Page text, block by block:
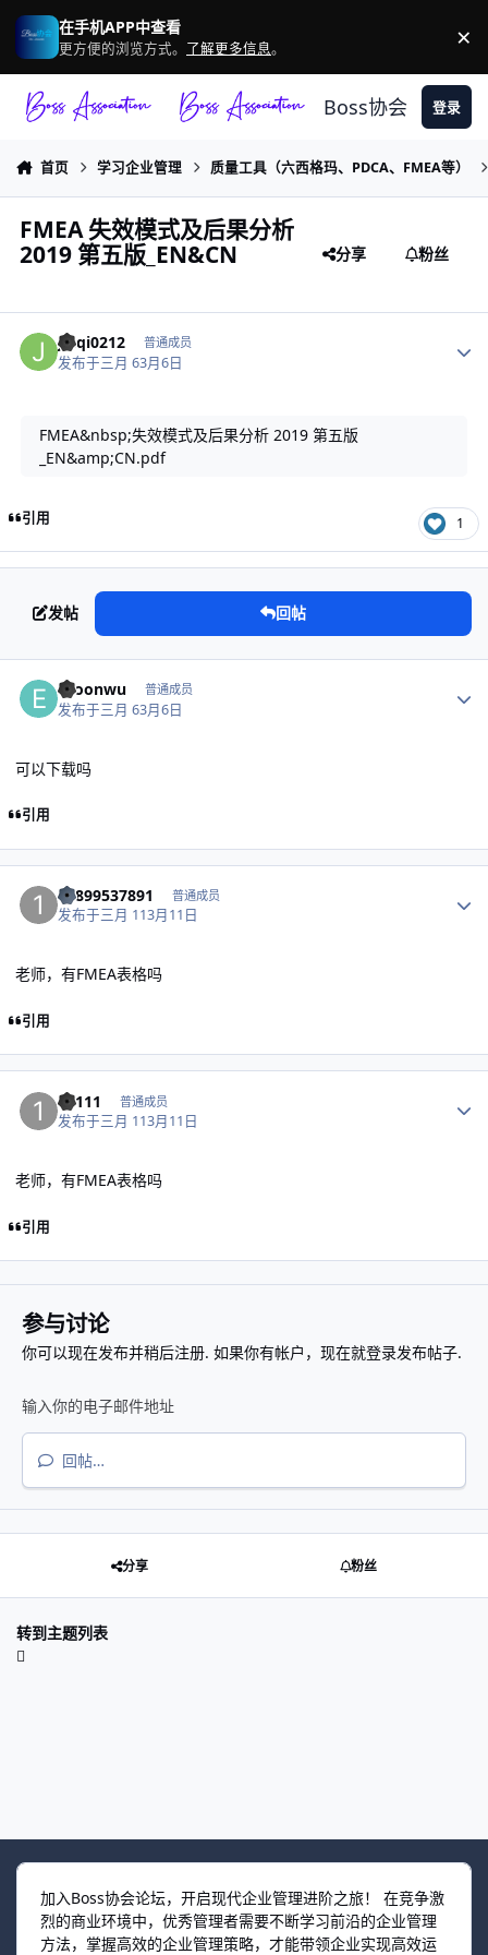
跳转到帖子
在手机APP中查看
更方便的浏览方式。 了解更多信息。 ×
Boss协会 登录
首页 学习企业管理 质量工具（六西格玛、PDCA、FMEA等）
FMEA 失效模式及后果分析
2019 第五版_EN&CN
分享 粉丝
jinqi0212 普通成员
发布于三月 63月6日
FMEA&nbsp;失效模式及后果分析 2019 第五版
_EN&amp;CN.pdf
引用 1
发帖 回帖
esoonwu 普通成员
发布于三月 63月6日
可以下载吗
引用
15899537891 普通成员
发布于三月 113月11日
老师，有FMEA表格吗
引用
11111 普通成员
发布于三月 113月11日
老师，有FMEA表格吗
引用
参与讨论
你可以现在发布并稍后注册. 如果你有帐户， 现在就登录发布帖子.
回帖…
分享 粉丝
转到主题列表
加入Boss协会论坛，开启现代企业管理进阶之旅！ 在竞争激
烈的商业环境中，优秀管理者需要不断学习前沿的企业管理
方法，掌握高效的企业管理策略，才能带领企业实现高效运